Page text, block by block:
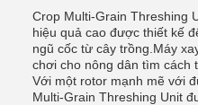
Crop Multi-Grain Threshing
hiệu quả cao được thiết kế
ngũ cốc từ cây trồng.Máy
chơi cho nông dân tìm cách
Với một rotor mạnh mẽ với
Multi-Grain Threshing Unit